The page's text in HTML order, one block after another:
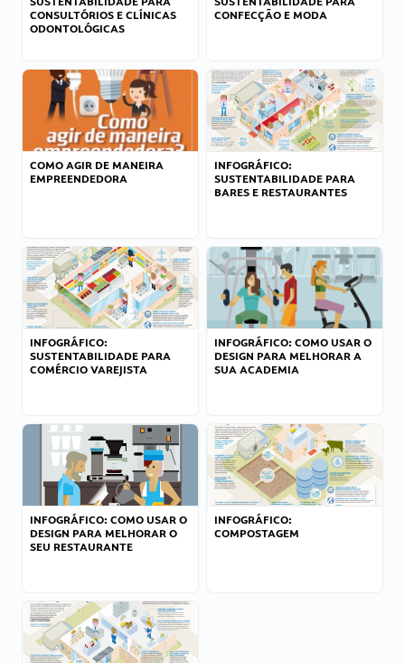
CONSULTÓRIOS E CLÍNICAS
ODONTOLÓGICAS
CONFECÇÃO E MODA
COMO AGIR DE MANEIRA
EMPREENDEDORA
INFOGRÁFICO:
SUSTENTABILIDADE PARA
BARES E RESTAURANTES
INFOGRÁFICO:
SUSTENTABILIDADE PARA
COMÉRCIO VAREJISTA
INFOGRÁFICO: COMO USAR O
DESIGN PARA MELHORAR A
SUA ACADEMIA
INFOGRÁFICO: COMO USAR O
DESIGN PARA MELHORAR O
SEU RESTAURANTE
INFOGRÁFICO:
COMPOSTAGEM